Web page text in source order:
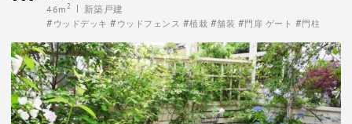
46m2 新築戸建
ウッドデッキ ウッドフェンス 植栽 舗装 門扉 ゲート 門柱